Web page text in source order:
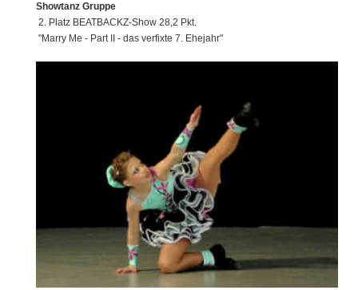
Showtanz Gruppe
2. Platz BEATBACKZ-Show 28,2 Pkt.
"Marry Me - Part II - das verfixte 7. Ehejahr"